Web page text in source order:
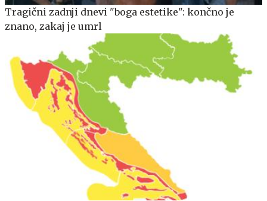
Tragični zadnji dnevi "boga estetike": končno je
znano, zakaj je umrl